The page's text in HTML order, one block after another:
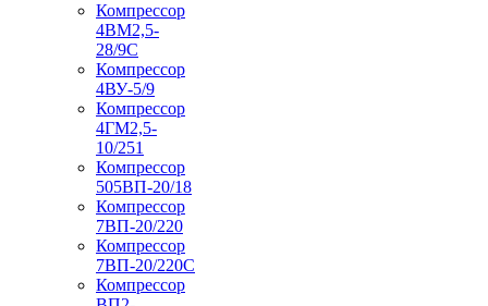
Компрессор
4ВМ2,5-
28/9С
Компрессор
4ВУ-5/9
Компрессор
4ГМ2,5-
10/251
Компрессор
505ВП-20/18
Компрессор
7ВП-20/220
Компрессор
7ВП-20/220С
Компрессор